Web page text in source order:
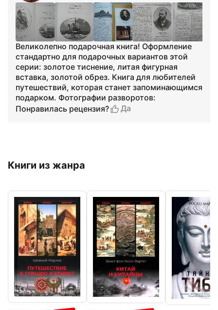
Великолепно подарочная книга! Оформление
стандартно для подарочных вариантов этой
серии: золотое тиснение, литая фигурная
вставка, золотой обрез. Книга для любителей
путешествий, которая станет запоминающимся
подарком. Фотографии разворотов:
Понравилась рецензия?
Да
Книги из жанра